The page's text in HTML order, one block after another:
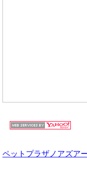
ペットプラザノアズア